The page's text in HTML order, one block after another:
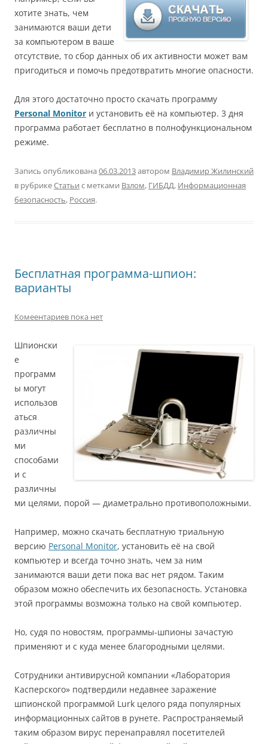
хотите знать, чем
занимаются ваши дети
за компьютером в ваше
отсутствие, то сбор данных об их активности может вам
пригодиться и помочь предотвратить многие опасности.
Для этого достаточно просто скачать программу
Personal Monitor и установить её на компьютер. 3 дня
программа работает бесплатно в полнофункциональном
режиме.
Запись опубликована 06.03.2013автором Владимир Жилинский
в рубрикеСтатьи с метками Взлом, ГИБДД, Информационная
безопасность, Россия.
Бесплатная программа-шпион:
варианты
Комеентариев пока нет
Шпионски
е
программ
ы могут
использов
аться
различны
ми
способами
и с
различны
ми целями, порой — диаметрально противоположными.
Например, можно скачать бесплатную триальную
версию Personal Monitor, установить её на свой
компьютер и всегда точно знать, чем за ним
занимаются ваши дети пока вас нет рядом. Таким
образом можно обеспечить их безопасность. Установка
этой программы возможна только на свой компьютер.
Но, судя по новостям, программы-шпионы зачастую
применяют и с куда менее благородными целями.
Сотрудники антивирусной компании «Лаборатория
Касперского» подтвердили недавнее заражение
шпионской программой Lurk целого ряда популярных
информационных сайтов в рунете. Распространяемый
таким образом вирус перенаправлял посетителей